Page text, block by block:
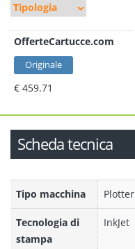
OfferteCartucce.com
Originale
€ 459.71
Scheda tecnica
Tipo macchina Plotter
Tecnologia di
stampa
InkJet